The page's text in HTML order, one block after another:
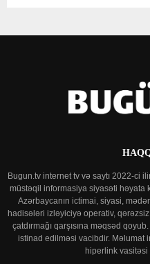
Bugun.tv internet tv və saytı 2022-ci
müstəqil informasiya siyasəti həyata
Azərbaycanın ictimai, siyasi,
hadisələri izləyiciyə operativ,
çatdırmağı qarşısına məqsəd
istinad edilməsi vacibdir. Məlumat
hiperlink